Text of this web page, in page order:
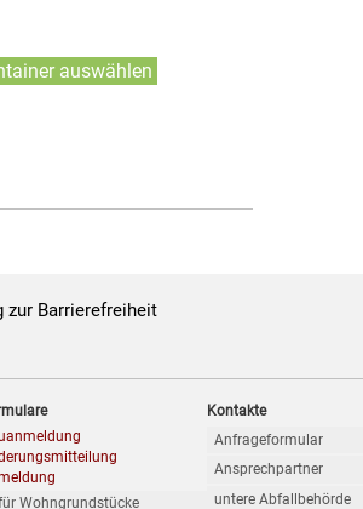
auswählen
zur Barrierefreiheit
Wohngrundstücke
Kontakte
Anfrageformular
Ansprechpartner
untere Abfallbehörde